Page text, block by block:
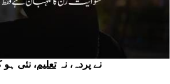
نے پردہ، نہتعلیم، نئی ہو